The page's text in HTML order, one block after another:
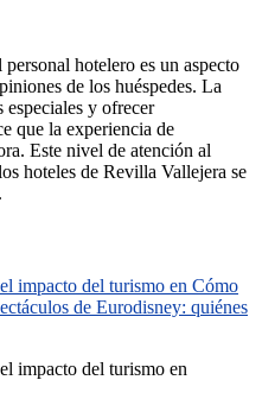
hotelero es un aspecto
de los huéspedes. La
especiales y ofrecer
que la experiencia de
Este nivel de atención al
hoteles de Revilla Vallejera se
impacto del turismo en Cómo
de Eurodisney: quiénes
impacto del turismo en